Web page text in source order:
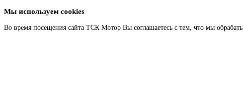
Мы используем cookies
Во время посещения сайта ТСК Мотор Вы соглашаетесь с тем, что мы